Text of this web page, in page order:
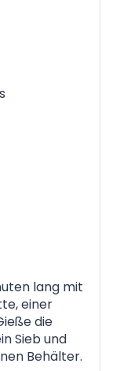
lang mit
einer
die
Sieb und
Behälter.